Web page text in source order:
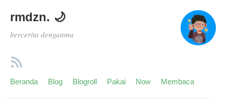
rmdzn. 🌙
bercerita denganmu
Beranda Blog Blogroll Pakai Now Membaca